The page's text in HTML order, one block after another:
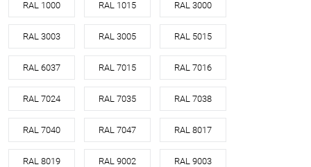
RAL 1000 RAL 1015 RAL 3000
RAL 3003 RAL 3005 RAL 5015
RAL 6037 RAL 7015 RAL 7016
RAL 7024 RAL 7035 RAL 7038
RAL 7040 RAL 7047 RAL 8017
RAL 8019 RAL 9002 RAL 9003